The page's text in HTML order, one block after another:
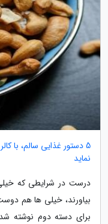
5 دستور غذایی سالم، با
نماید
درست در شرایطی که
بیاورند، خیلی ها هم
برای دسته دوم نوشته